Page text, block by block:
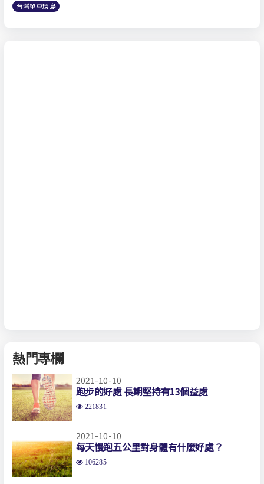
台灣單車環島
熱門專欄
2021-10-10
跑步的好處 長期堅持有13個益處
221831
2021-10-10
每天慢跑五公里對身體有什麼好處？
106285